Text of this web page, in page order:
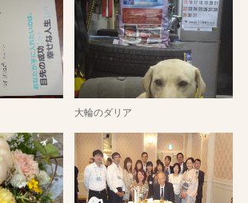
大輪のダリア